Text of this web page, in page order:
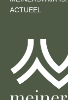
ACTUEEL